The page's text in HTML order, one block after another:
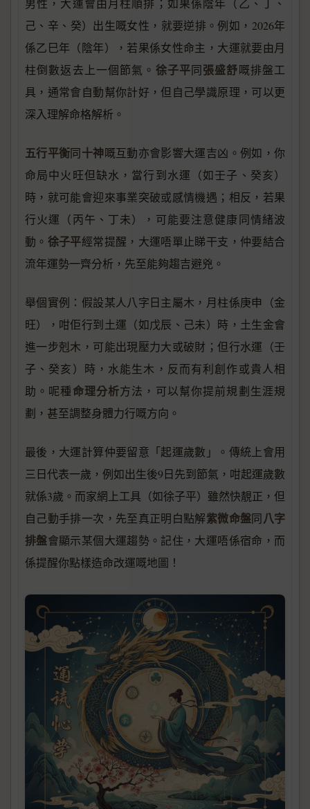
男性，大運會由月柱順排；如果係陰年（乙、丁、
己、辛、癸）出生嘅女性，就要逆排。例如，2026年
係乙巳年（陰年），若果係女性命主，大運就要由月
柱倒數返去上一個節氣。 徐子平同張盛舒嘅排盤工
具，通常會自動幫你計好，但自己學識原理，可以更
深入理解命格解析。
五行平衡同十神嘅互動亦會影響大運吉凶。例如，你
命局中火旺但缺水，當行到水運（如壬子、癸亥）
時，就可能會迎來事業突破或感情機遇；相反，若果
行火運（丙午、丁未），可能要注意健康同情緒波
動。 徐子平經常提醒，大運唔單止睇干支，仲要結合
流年運勢一齊分析，先至能夠趨吉避兇。
舉個實例：假設某人八字日主屬木，月柱係庚申（金
旺），咁佢行到土運（如戊辰、己未）時，土生金會
進一步剋木，可能出現壓力大或破財；但行水運（壬
子、癸亥）時，水能生木，反而有利創作或貴人相
助。呢種命理分析方法，可以幫你提前規劃生涯規
劃，甚至調整身體力行嘅方向。
最後，大運計算仲要留意「起運歲數」。傳統上會用
三日代表一歲，例如出生後9日先到節氣，咁起運歲數
就係3歲。而家網上工具（如徐子平）雖然快靚正，但
自己動手排一次，先至真正明白點解紫微命盤同八字
排盤會顯示某個大運趨勢。記住，大運唔係宿命，而
係提醒你點樣造命改運嘅地圖！